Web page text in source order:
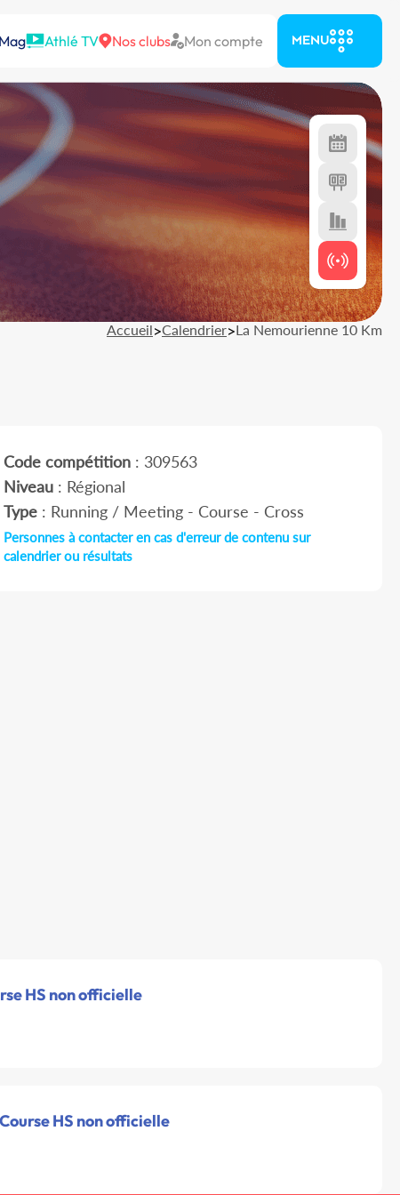
Athlé TV Nos clubs Mon compte MENU
Accueil>Calendrier>La Nemourienne 10 Km
Code compétition: 309563
Niveau: Régional
Type: Running / Meeting - Course - Cross
Personnes à contacter en cas d'erreur de contenu sur
calendrier ou résultats
HS non officielle
HS non officielle